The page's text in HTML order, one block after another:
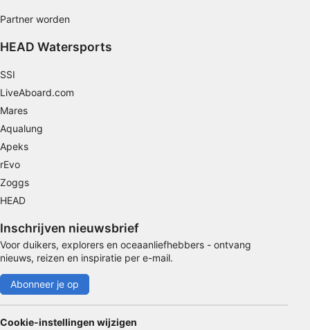
Partner worden
HEAD Watersports
SSI
LiveAboard.com
Mares
Aqualung
Apeks
rEvo
Zoggs
HEAD
Inschrijven nieuwsbrief
Voor duikers, explorers en oceaanliefhebbers - ontvang
nieuws, reizen en inspiratie per e-mail.
Abonneer je op
Cookie-instellingen wijzigen
Beperkte gegevens gebruiken om content te
Speciale functies van IAB:
opgevraagde informatie
Niet-IAB-verwerkingsdoeleinden:
Prestatie
Advertenties